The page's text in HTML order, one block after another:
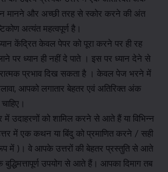
न मानने और अच्छी तरह से स्कोर करने की अंत
अत्यंत महत्वपूर्ण है।
केंद्रित केवल पेपर को पूरा करने पर ही रह
पर ध्यान ही नहीं दे पाते । इस पर ध्यान देने से
प्रभाव दिख सकता है । केवल पेज भरने में
आपको लगातार बेहतर एवं अतिरिक्त अंक
में उदाहरणों को शामिल करने से आते हैं या विभिन्न
में एक कथन या बिंदु को प्रमाणित करने / सही
में )। वे आपके उत्तरों की बेहतर प्रस्तुति से आते
बुद्धिमत्तापूर्ण उपयोग से आते हैं। आपका दिमाग तब